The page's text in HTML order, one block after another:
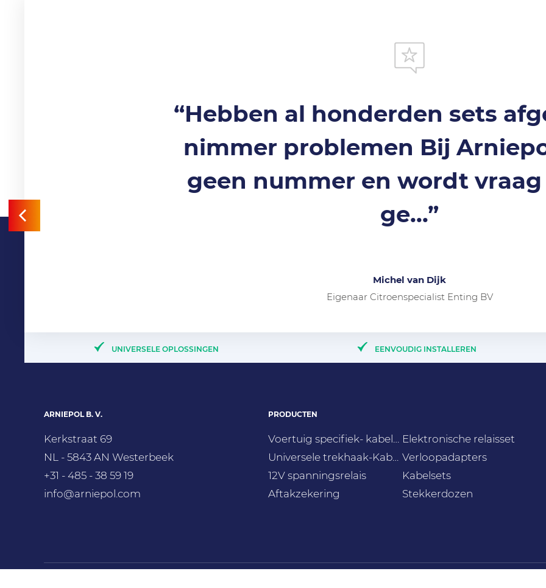
“Hebben al honderden sets
nimmer problemen Bij
geen nummer en wordt vraag
ge...”
Michel van Dijk
Eigenaar Citroenspecialist Enting BV
UNIVERSELE OPLOSSINGEN EENVOUDIG INSTALLEREN
ARNIEPOL B. V.
Kerkstraat 69
NL - 5843 AN Westerbeek
+31 - 485 - 38 59 19
info@arniepol.com
PRODUCTEN
Voertuig specifiek- kabelsets Erich-Jaeger
Universele trekhaak-Kabelset met e-module
12V spanningsrelais
Aftakzekering
Elektronische relaisset
Verloopadapters
Kabelsets
Stekkerdozen